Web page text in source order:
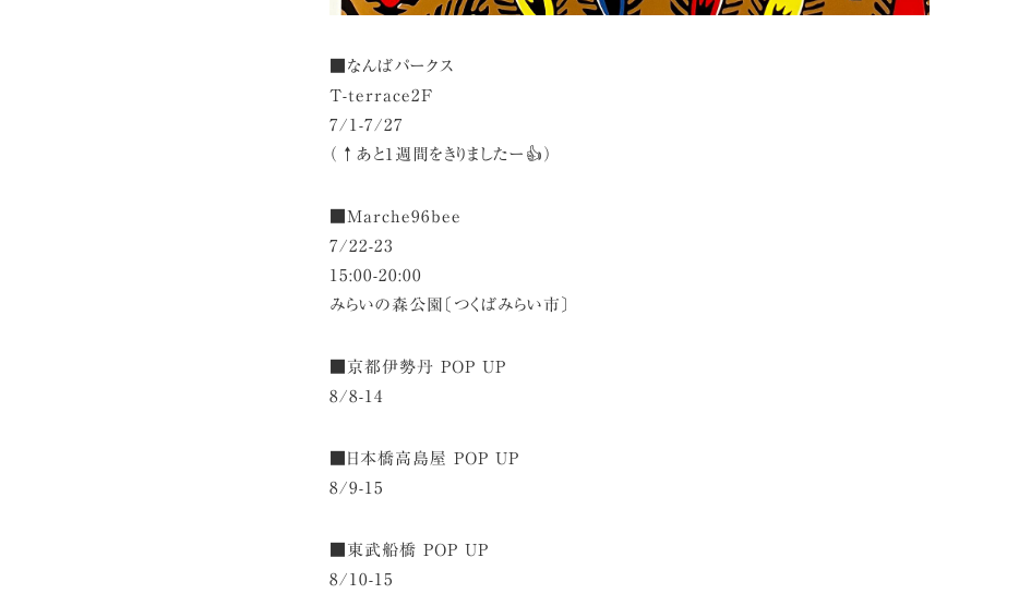
■なんばパークス
T-terrace2F
7/1-7/27
（↑あと1週間をきりましたー👍）
■Marche96bee
7/22-23
15:00-20:00
みらいの森公園〔つくばみらい市〕
■京都伊勢丹 POP UP
8/8-14
■日本橋高島屋 POP UP
8/9-15
■東武船橋 POP UP
8/10-15